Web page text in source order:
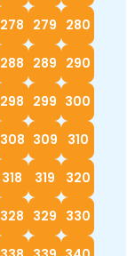
278 279 280
288 289 290
298 299 300
308 309 310
318 319 320
328 329 330